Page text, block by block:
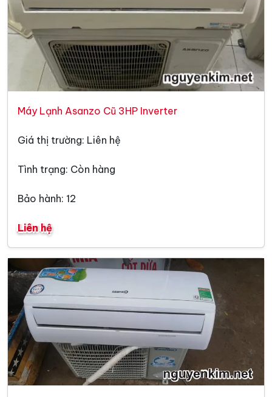
Máy Lạnh Asanzo Cũ 3HP Inverter
Giá thị trường: Liên hệ
Tình trạng: Còn hàng
Bảo hành: 12
Liên hệ